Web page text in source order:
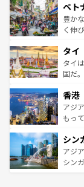
参照
容に
照し
き、
でき
まで
リテ
覧を
ベト
豊か
く伸
急速
ーチ
醸し
とつ
ひ現
が旅
参照
タイ
タイ
国だ
の活
帯で
いビ
激す
が待
た文
香港
アジ
もっ
み、
てお
うな
シン
アジ
シン